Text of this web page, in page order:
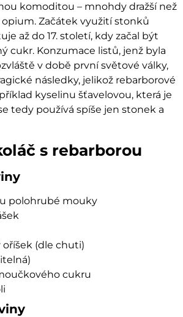
komoditou – mnohdy dražší než
opium. Začátek využití stonků
až do 17. století, kdy začal být
cukr. Konzumace listů, jenž byla
v době první světové války,
následky, jelikož rebarborové
kyselinu šťavelovou, která je
tedy používá spíše jen stonek a
s rebarborou
polohrubé mouky
(dle chuti)
cukru